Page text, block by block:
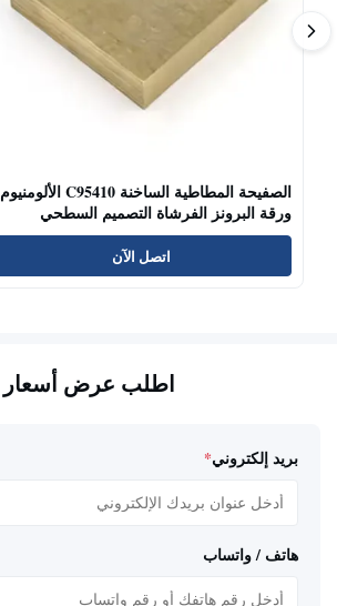
الصفيحة المطاطية الساخنة C95410 الألومنيوم
ورقة البرونز الفرشاة التصميم السطحي
الصناعة
اتصل الآن
اطلب عرض أسعار
بريد إلكتروني*
هاتف / واتساب